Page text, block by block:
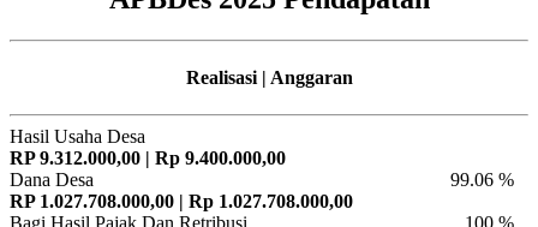
Realisasi | Anggaran
Hasil Usaha Desa
RP 9.312.000,00 | Rp 9.400.000,00
99.06 %
Dana Desa
RP 1.027.708.000,00 | Rp 1.027.708.000,00
100 %
Bagi Hasil Pajak Dan Retribusi